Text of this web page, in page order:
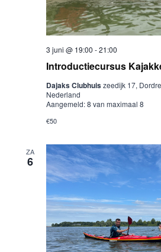
Introductiecursus
3 juni @ 19:00 -21:00
Dajaks Clubhuiszeedijk 17,
Nederland
Aangemeld: 8 van maximaal 8
€50
ZA
6